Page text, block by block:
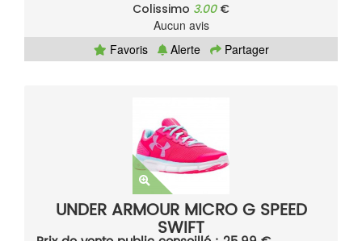
Colissimo 3.00€
Aucun avis
Favoris
Alerte Partager
UNDER ARMOUR MICRO G SPEED
SWIFT